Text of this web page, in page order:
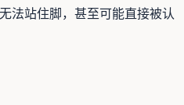
法站住脚，甚至可能直接被认